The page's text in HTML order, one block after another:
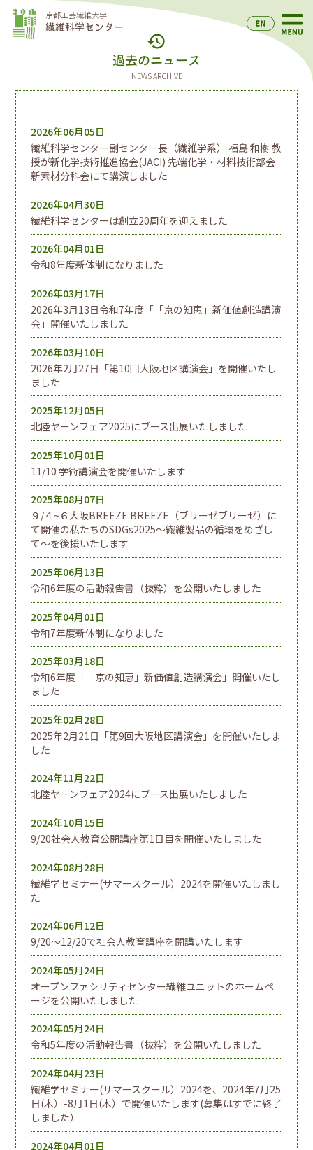
京都工芸繊維大学
繊維科学センター
history
過去のニュース
NEWS ARCHIVE
2026年06月05日
繊維科学センター副センター長（繊維学系） 福島 和樹 教
授が新化学技術推進協会(JACI) 先端化学・材料技術部会
新素材分科会にて講演しました
2026年04月30日
繊維科学センターは創立20周年を迎えました
2026年04月01日
令和8年度新体制になりました
2026年03月17日
2026年3月13日令和7年度「「京の知恵」新価値創造講演
会」開催いたしました
2026年03月10日
2026年2月27日「第10回大阪地区講演会」を開催いたし
ました
2025年12月05日
北陸ヤーンフェア2025にブース出展いたしました
2025年10月01日
11/10 学術講演会を開催いたします
2025年08月07日
９/４~６大阪BREEZE BREEZE（ブリーゼブリーゼ）に
て開催の私たちのSDGs2025～繊維製品の循環をめざし
て～を後援いたします
2025年06月13日
令和6年度の活動報告書（抜粋）を公開いたしました
2025年04月01日
令和7年度新体制になりました
2025年03月18日
令和6年度「「京の知恵」新価値創造講演会」開催いたし
ました
2025年02月28日
2025年2月21日「第9回大阪地区講演会」を開催いたしま
した
2024年11月22日
北陸ヤーンフェア2024にブース出展いたしました
2024年10月15日
9/20社会人教育公開講座第1日目を開催いたしました
2024年08月28日
繊維学セミナー(サマースクール）2024を開催いたしまし
た
2024年06月12日
9/20～12/20で社会人教育講座を開講いたします
2024年05月24日
オープンファシリティセンター繊維ユニットのホームペ
ージを公開いたしました
2024年05月24日
令和5年度の活動報告書（抜粋）を公開いたしました
2024年04月23日
繊維学セミナー(サマースクール）2024を、2024年7月25
日(木）-8月1日(木）で開催いたします(募集はすでに終了
しました）
2024年04月01日